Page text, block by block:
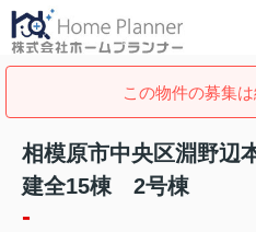
この物件の募集は
相模原市中央区淵野
建全15棟 2号棟
-